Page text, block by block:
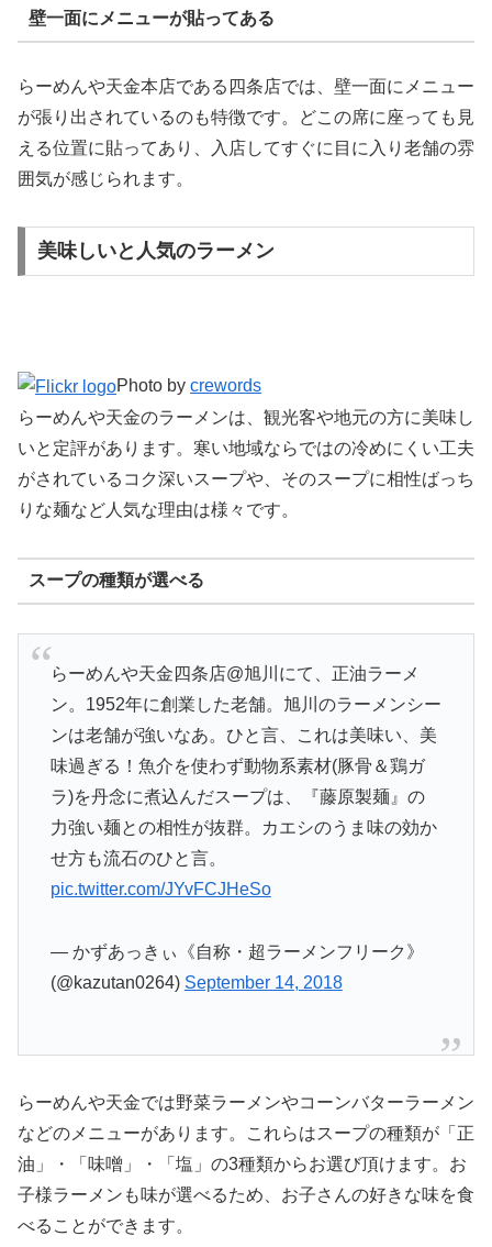
壁一面にメニューが貼ってある
らーめんや天金本店である四条店では、壁一面にメニュー
が張り出されているのも特徴です。どこの席に座っても見
える位置に貼ってあり、入店してすぐに目に入り老舗の雰
囲気が感じられます。
美味しいと人気のラーメン
Photo by crewords
らーめんや天金のラーメンは、観光客や地元の方に美味し
いと定評があります。寒い地域ならではの冷めにくい工夫
がされているコク深いスープや、そのスープに相性ばっち
りな麺など人気な理由は様々です。
スープの種類が選べる
らーめんや天金四条店@旭川にて、正油ラーメ
ン。1952年に創業した老舗。旭川のラーメンシー
ンは老舗が強いなあ。ひと言、これは美味い、美
味過ぎる！魚介を使わず動物系素材(豚骨＆鶏ガ
ラ)を丹念に煮込んだスープは、『藤原製麺』の
力強い麺との相性が抜群。カエシのうま味の効か
せ方も流石のひと言。
pic.twitter.com/JYvFCJHeSo
— かずあっきぃ《自称・超ラーメンフリーク》
(@kazutan0264) September 14, 2018
らーめんや天金では野菜ラーメンやコーンバターラーメン
などのメニューがあります。これらはスープの種類が「正
油」・「味噌」・「塩」の3種類からお選び頂けます。お
子様ラーメンも味が選べるため、お子さんの好きな味を食
べることができます。